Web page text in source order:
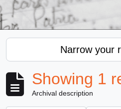
Narrow your
Showing 1
Archival description